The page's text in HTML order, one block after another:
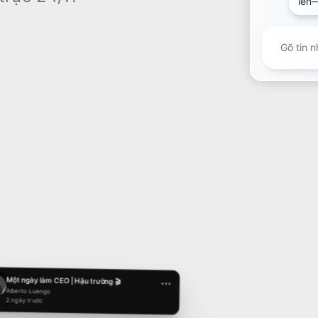
Gõ tin
Một ngày làm CEO | Hậu trường 🎬
Alberto Luengo
2 ngày trước